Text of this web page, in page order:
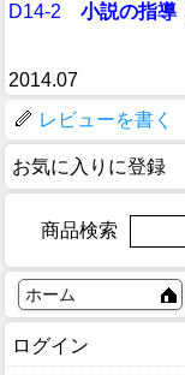
D14-2 小説の指導
2014.07
レビューを書く
お気に入りに登録
商品検索
ホーム
ログイン